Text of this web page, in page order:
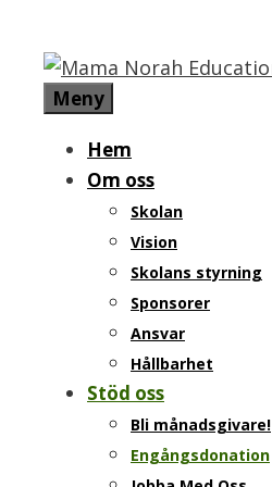
innehåll
Meny
Hem
Om oss
Skolan
Vision
Skolans styrning
Sponsorer
Ansvar
Hållbarhet
Stöd oss
Bli månadsgivare!
Engångsdonation